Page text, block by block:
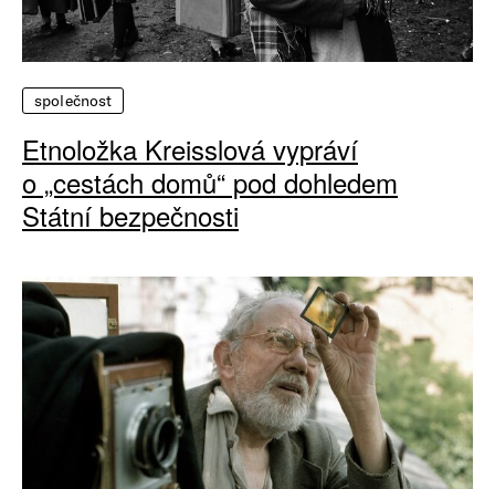
společnost
Etnoložka Kreisslová vypráví
o „cestách domů“ pod dohledem
Státní bezpečnosti